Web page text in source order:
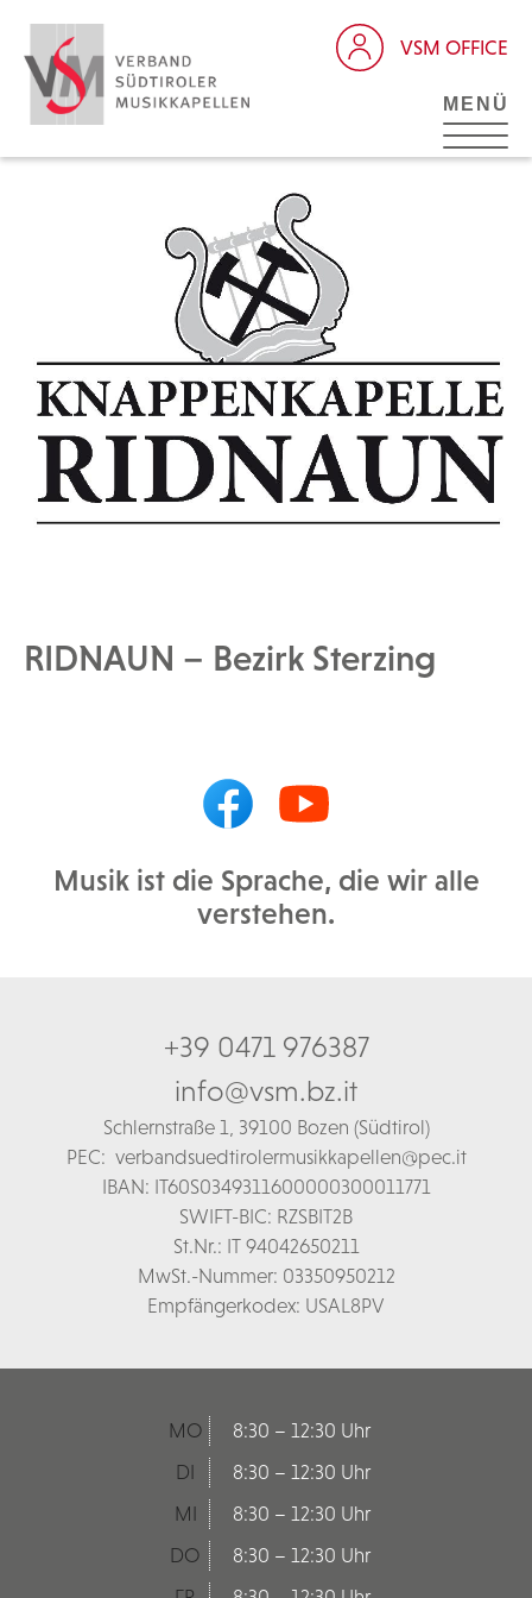
VSM OFFICE
MENÜ
RIDNAUN – Bezirk Sterzing
Musik ist die Sprache, die wir alle
verstehen.
+39 0471 976387
info@vsm.bz.it
Schlernstraße 1, 39100 Bozen (Südtirol)
PEC: verbandsuedtirolermusikkapellen@pec.it
IBAN: IT60S0349311600000300011771
SWIFT-BIC: RZSBIT2B
St.Nr.: IT 94042650211
MwSt.-Nummer: 03350950212
Empfängerkodex: USAL8PV
MO
8:30 – 12:30 Uhr
DI
8:30 – 12:30 Uhr
MI
8:30 – 12:30 Uhr
DO
8:30 – 12:30 Uhr